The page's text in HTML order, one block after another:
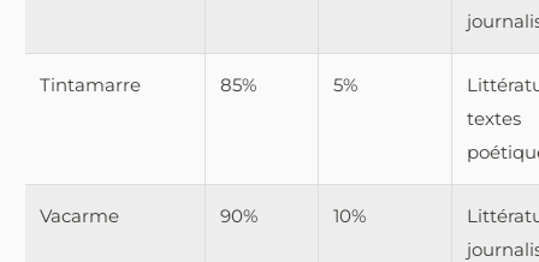
Tintamarre 85% 5%
textes
Vacarme 90% 10%